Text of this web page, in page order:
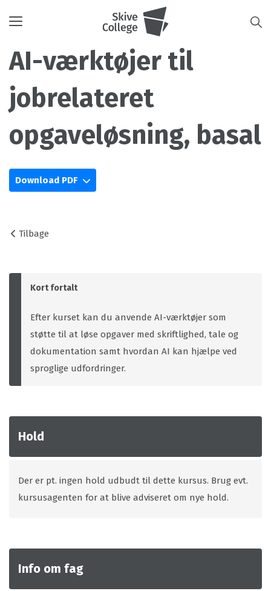
Toggle
AI-værktøjer til
jobrelateret
opgaveløsning, basal
Download PDF
Tilbage
Kort fortalt
Efter kurset kan du anvende AI-værktøjer som
støtte til at løse opgaver med skriftlighed, tale og
dokumentation samt hvordan AI kan hjælpe ved
sproglige udfordringer.
Hold
Der er pt. ingen hold udbudt til dette kursus. Brug evt.
kursusagenten for at blive adviseret om nye hold.
Info om fag